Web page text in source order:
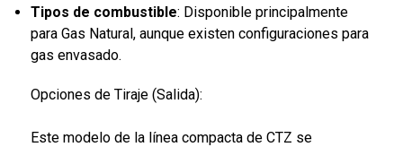
Tipos de combustible: Disponible principalmente
para Gas Natural, aunque existen configuraciones para
gas envasado.
Opciones de Tiraje (Salida):
Este modelo de la línea compacta de CTZ se